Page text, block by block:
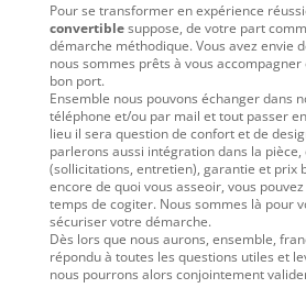
Pour se transformer en expérience
convertiblesuppose, de votre part
démarche méthodique. Vous avez envie
nous sommes prêts à vous
bon port.
Ensemble nous pouvons échanger dans
téléphone et/ou par mail et tout passer
lieu il sera question de confort et de
parlerons aussi intégration dans la
(sollicitations, entretien), garantie et prix
encore de quoi vous asseoir, vous
temps de cogiter. Nous sommes là pour
sécuriser votre démarche.
Dès lors que nous aurons, ensemble,
répondu à toutes les questions utiles et
nous pourrons alors conjointement